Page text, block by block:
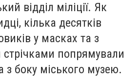
відділ міліції. Як
кілька десятків
у масках та з
стрічками попрямували
з боку міського музею.